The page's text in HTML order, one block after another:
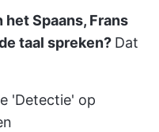
Spaans, Frans
taal spreken? Dat
'Detectie' op